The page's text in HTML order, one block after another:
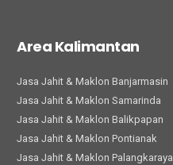
Area Kalimantan
Jasa Jahit & Maklon Banjarmasin
Jasa Jahit & Maklon Samarinda
Jasa Jahit & Maklon Balikpapan
Jasa Jahit & Maklon Pontianak
Jasa Jahit & Maklon Palangkaraya